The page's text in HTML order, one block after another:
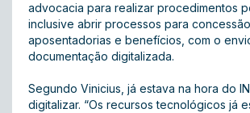
advocacia para realizar procedimentos
inclusive abrir processos para
aposentadorias e benefícios, com o
documentação digitalizada.
Segundo Vinicius, já estava na hora do
digitalizar. “Os recursos tecnológicos já